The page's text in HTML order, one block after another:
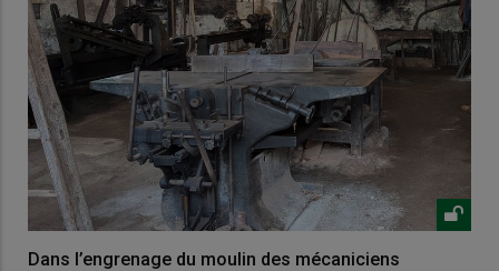
Dans l’engrenage du moulin des mécaniciens